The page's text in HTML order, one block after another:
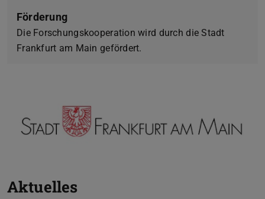
Förderung
Die Forschungskooperation wird durch die Stadt
Frankfurt am Main gefördert.
Aktuelles